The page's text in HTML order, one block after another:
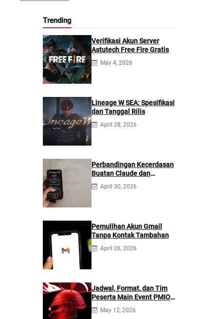
Trending
Verifikasi Akun Server
Astutech Free Fire Gratis
May 4, 2026
Lineage W SEA: Spesifikasi
dan Tanggal Rilis
April 28, 2026
Perbandingan Kecerdasan
Buatan Claude dan
ChatGPT: Mana yang
Lebih Baik?
April 30, 2026
Pemulihan Akun Gmail
Tanpa Kontak Tambahan
April 26, 2026
Jadwal, Format, dan Tim
Peserta Main Event PMIO
2026
May 12, 2026